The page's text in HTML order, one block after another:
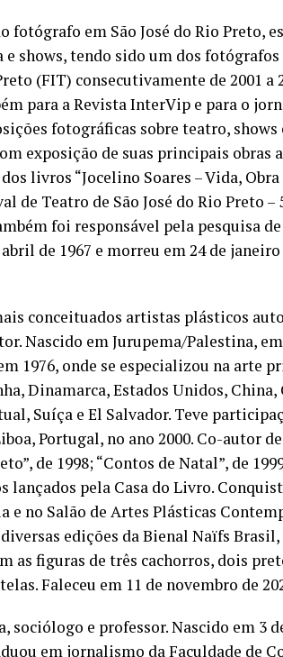
fotógrafo em São José do Rio Preto,
e shows, tendo sido um dos
(FIT) consecutivamente de 2001 a
para a Revista InterVip e para o
fotográficas sobre teatro, shows
exposição de suas principais obras
livros “Jocelino Soares – Vida,
de Teatro de São José do Rio Preto –
foi responsável pela pesquisa
de 1967 e morreu em 24 de janeiro
conceituados artistas plásticos
Nascido em Jurupema/Palestina,
1976, onde se especializou na arte
Dinamarca, Estados Unidos, China,
Suíça e El Salvador. Teve
Portugal, no ano 2000. Co-autor
de 1998; “Contos de Natal”, de
lançados pela Casa do Livro.
no Salão de Artes Plásticas
edições da Bienal Naïfs
as figuras de três cachorros, dois
Faleceu em 11 de novembro de
sociólogo e professor. Nascido em 3
em jornalismo da Faculdade de